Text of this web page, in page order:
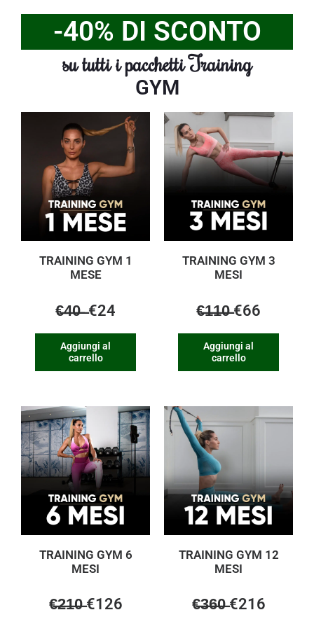
-40% DI SCONTO
su tutti i pacchetti Training
GYM
TRAINING GYM 1
MESE
€̶4̶0̶ ̶ €24
Aggiungi al
carrello
TRAINING GYM 3
MESI
€̶1̶1̶0̶ €66
Aggiungi al
carrello
TRAINING GYM 6
MESI
€̶2̶1̶0̶ €126
TRAINING GYM 12
MESI
€̶3̶6̶0̶ €216